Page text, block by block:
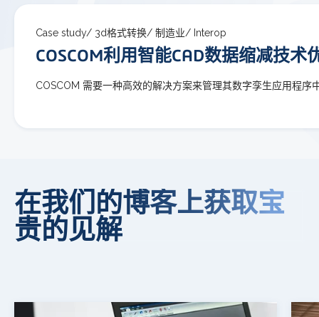
Case study/ 3d格式转换/ 制造业/ Interop
COSCOM利用智能CAD数据缩减技术
COSCOM 需要一种高效的解决方案来管理其数字孪生应用程
在我们的博客上获取宝
贵的见解